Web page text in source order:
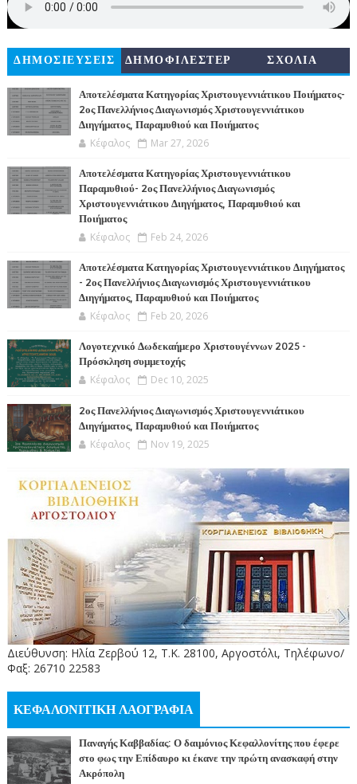
ΔΗΜΟΣΙΕΥΣΕΙΣ
ΔΗΜΟΦΙΛΕΣΤΕΡ
ΣΧΟΛΙΑ
Αποτελέσματα Κατηγορίας Χριστουγεννιάτικου Ποιήματος-
2ος Πανελλήνιος Διαγωνισμός Χριστουγεννιάτικου
Διηγήματος, Παραμυθιού και Ποιήματος
Κέφαλος Mar 27, 2026
Αποτελέσματα Κατηγορίας Χριστουγεννιάτικου
Παραμυθιού- 2ος Πανελλήνιος Διαγωνισμός
Χριστουγεννιάτικου Διηγήματος, Παραμυθιού και
Ποιήματος
Κέφαλος Feb 24, 2026
Αποτελέσματα Κατηγορίας Χριστουγεννιάτικου Διηγήματος
- 2ος Πανελλήνιος Διαγωνισμός Χριστουγεννιάτικου
Διηγήματος, Παραμυθιού και Ποιήματος
Κέφαλος Feb 20, 2026
Λογοτεχνικό Δωδεκαήμερο Χριστουγέννων 2025 -
Πρόσκληση συμμετοχής
Κέφαλος Dec 10, 2025
2ος Πανελλήνιος Διαγωνισμός Χριστουγεννιάτικου
Διηγήματος, Παραμυθιού και Ποιήματος
Κέφαλος Nov 19, 2025
Διεύθυνση: Ηλία Ζερβού 12, Τ.Κ. 28100, Αργοστόλι, Τηλέφωνο/
Φαξ: 26710 22583
ΚΕΦΑΛΟΝΙΤΙΚΗ ΛΑΟΓΡΑΦΙΑ
Παναγής Καββαδίας: Ο δαιμόνιος Κεφαλλονίτης που έφερε
στο φως την Επίδαυρο κι έκανε την πρώτη ανασκαφή στην
Ακρόπολη